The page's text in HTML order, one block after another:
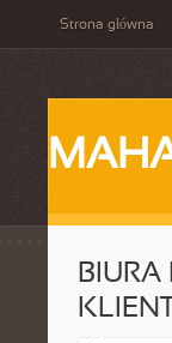
Strona główna